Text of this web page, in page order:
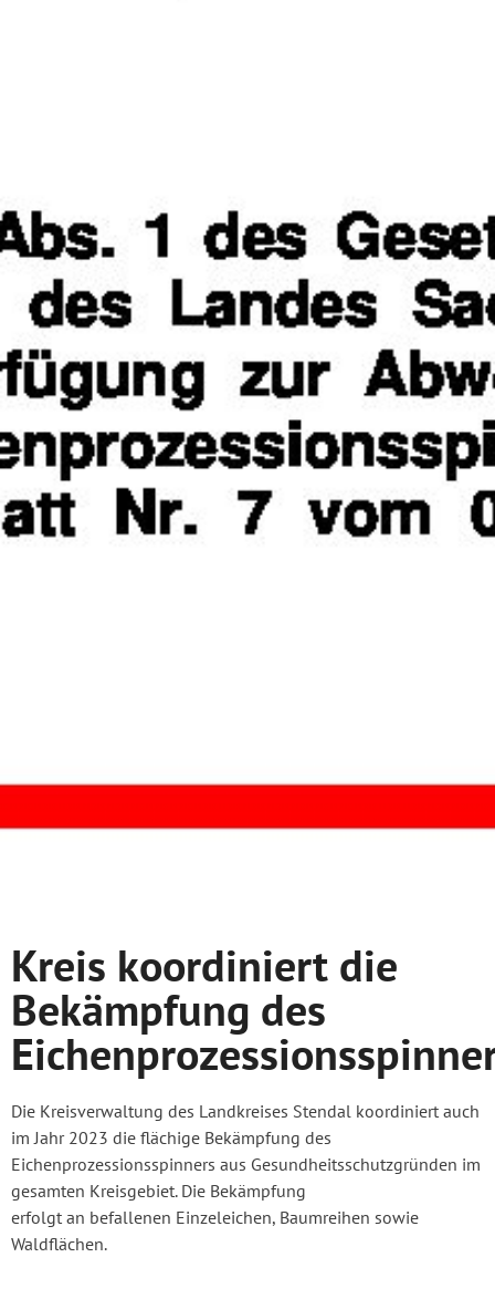
Kreis koordiniert die
Bekämpfung des
Die Kreisverwaltung des Landkreises Stendal koordiniert auch
im Jahr 2023 die flächige Bekämpfung des
Eichenprozessionsspinners aus Gesundheitsschutzgründen im
gesamten Kreisgebiet. Die Bekämpfung
erfolgt an befallenen Einzeleichen, Baumreihen sowie
Waldflächen.